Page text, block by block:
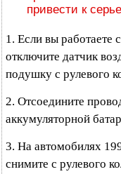
привести к
1. Если вы работаете
отключите датчик
подушку с рулевого
2. Отсоедините
аккумуляторной
3. На автомобилях
снимите с рулевого